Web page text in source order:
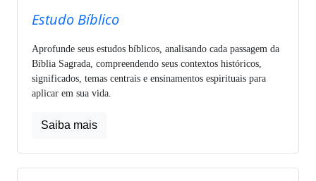
Estudo Bíblico
Aprofunde seus estudos bíblicos, analisando cada passagem da
Bíblia Sagrada, compreendendo seus contextos históricos,
significados, temas centrais e ensinamentos espirituais para
aplicar em sua vida.
Saiba mais